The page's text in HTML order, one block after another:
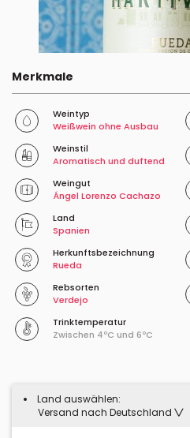
Merkmale
Weintyp
Weißwein ohne Ausbau
Weinstil
Aromatisch und duftend
Weingut
Ángel Lorenzo Cachazo
Land
Spanien
Herkunftsbezeichnung
Rueda
Rebsorten
Verdejo
Trinktemperatur
Zwischen 4ºC und 6ºC
Land auswählen:
Versand nach Deutschland